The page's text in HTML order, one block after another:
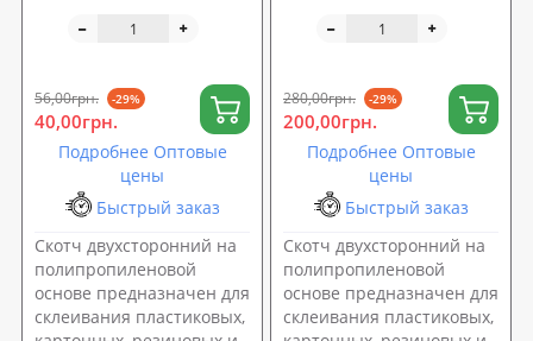
56,00грн. -29%
40,00грн.
Подробнее Оптовые
цены
Быстрый заказ
Скотч двухсторонний на
полипропиленовой
основе предназначен для
склеивания пластиковых,
280,00грн. -29%
200,00грн.
Подробнее Оптовые
цены
Быстрый заказ
Скотч двухсторонний на
полипропиленовой
основе предназначен для
склеивания пластиковых,